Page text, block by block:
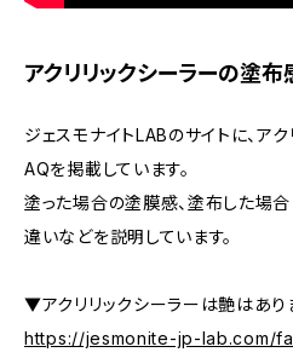
アクリリックシーラーの塗
ジェスモナイトLABのサイトに、ア
AQを掲載しています。
塗った場合の塗膜感、塗布した場
違いなどを説明しています。
▼アクリリックシーラーは艶はあり
https://jesmonite-jp-lab.com/